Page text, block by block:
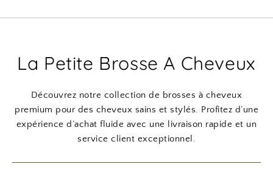
La Petite Brosse A Cheveux
Découvrez notre collection de brosses à cheveux
premium pour des cheveux sains et stylés. Profitez d’une
expérience d’achat fluide avec une livraison rapide et un
service client exceptionnel.